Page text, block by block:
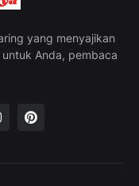
yang menyajikan
Anda, pembaca